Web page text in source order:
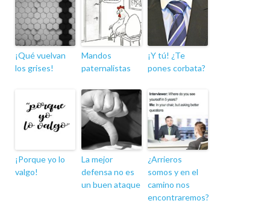
¡Qué vuelvan
los grises!
Mandos
paternalistas
¡Y tú! ¿Te
pones corbata?
¡Porque yo lo
valgo!
La mejor
defensa no es
un buen ataque
¿Arrieros
somos y en el
camino nos
encontraremos?